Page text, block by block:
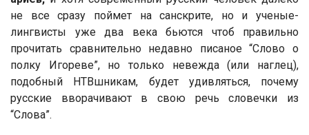
не все сразу поймет на санскрите, но и ученые-
лингвисты уже два века бьются чтоб правильно
прочитать сравнительно недавно писаное “Слово о
полку Игореве”, но только невежда (или наглец),
подобный НТВшникам, будет удивляться, почему
русские вворачивают в свою речь словечки из
“Слова”.